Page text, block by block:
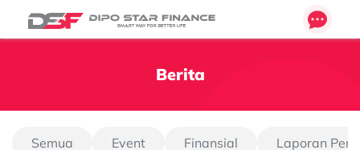
Berita
Semua Event Finansial Laporan